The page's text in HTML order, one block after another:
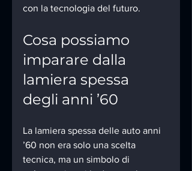
con la tecnologia del futuro.
Cosa possiamo
imparare dalla
lamiera spessa
degli anni ’60
La lamiera spessa delle auto anni
’60 non era solo una scelta
tecnica, ma un simbolo di